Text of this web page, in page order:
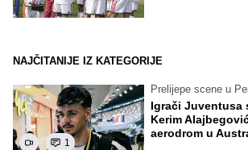
NAJČITANIJE IZ KATEGORIJE
1
Prelijepe scene u
Igrači Juventusa
Kerim
aerodrom u